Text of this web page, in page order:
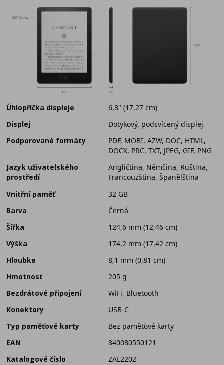
Úhlopříčka displeje
6,8" (17,27 cm)
Displej
Dotykový, podsvícený displej
Podporované formáty
PDF, MOBI, AZW, DOC, HTML,
DOCX, PRC, TXT, JPEG, GIF, PNG
Jazyk uživatelského
prostředí
Angličtina, Němčina, Ruština,
Francouzština, Španělština
Vnitřní paměť
32 GB
Barva
Černá
Šířka
124,6 mm (12,46 cm)
Výška
174,2 mm (17,42 cm)
Hloubka
8,1 mm (0,81 cm)
Hmotnost
205 g
Bezdrátové připojení
WiFi, Bluetooth
Konektory
USB-C
Typ paměťové karty
Bez paměťové karty
EAN
840080550121
Katalogové číslo
ZAL2202